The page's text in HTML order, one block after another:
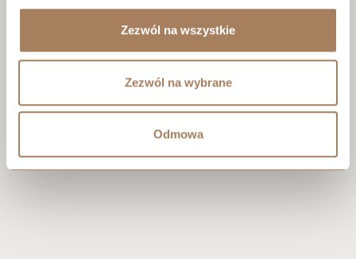
Zezwól na wszystkie
Zezwól na wybrane
Odmowa